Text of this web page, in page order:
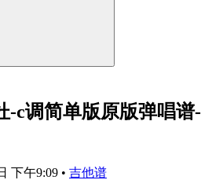
-c调简单版原版弹唱谱-
下午9:09 • 吉他谱